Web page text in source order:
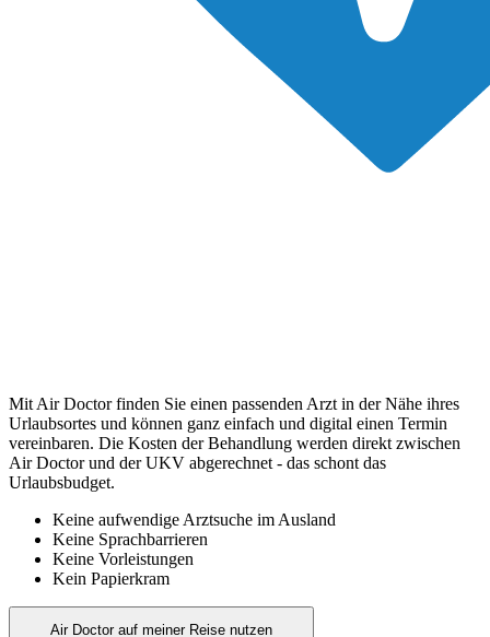
Mit Air Doctor finden Sie einen passenden Arzt in der Nähe ihres
Urlaubsortes und können ganz einfach und digital einen Termin
vereinbaren. Die Kosten der Behandlung werden direkt zwischen
Air Doctor und der UKV abgerechnet - das schont das
Urlaubsbudget.
Keine aufwendige Arztsuche im Ausland
Keine Sprachbarrieren
Keine Vorleistungen
Kein Papierkram
Air Doctor auf meiner Reise nutzen